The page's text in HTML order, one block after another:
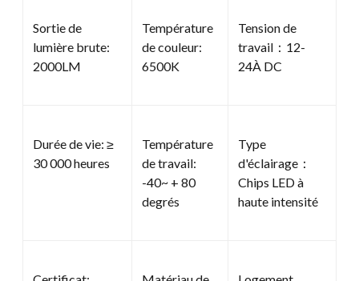
Sortie de
lumière brute:
2000LM
Température
de couleur:
6500K
Tension de
travail：12-
24À DC
Durée de vie: ≥
30 000 heures
Température
de travail:
-40~ + 80
degrés
Type
d'éclairage：
Chips LED à
haute intensité